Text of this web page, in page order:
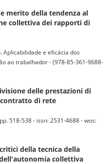
merito della tendenza al
collettiva dei rapporti di
e eficácia dos
ao trabalhador - (978-85-361-9688-
delle prestazioni di
di rete
518-538 - issn: 2531-4688 - wos:
della tecnica della
collettiva